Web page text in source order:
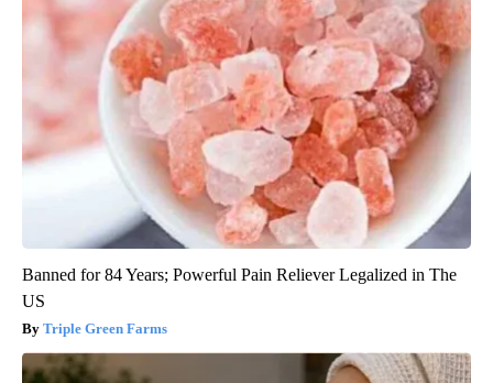
Banned for 84 Years; Powerful Pain Reliever Legalized in The
US
Triple Green Farms